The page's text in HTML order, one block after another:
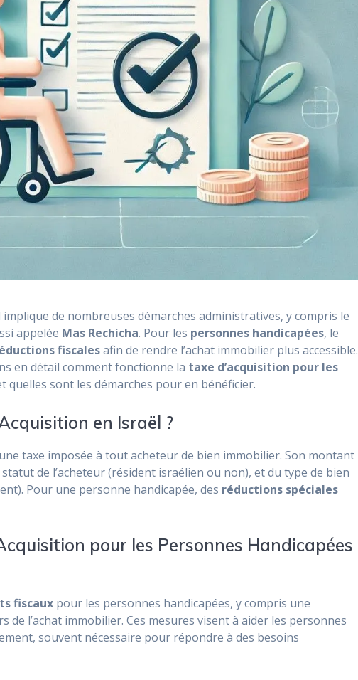
de nombreuses démarches administratives, y compris le
appelée Mas Rechicha. Pour les personnes handicapées, le
fiscalesafin de rendre l’achat immobilier plus accessible.
en détail comment fonctionne la taxe d’acquisition pour les
quelles sont les démarches pour en bénéficier.
en Israël ?
taxe imposée à tout acheteur de bien immobilier. Son montant
de l’acheteur (résident israélien ou non), et du type de bien
Pour une personne handicapée, des réductions spéciales
pour les Personnes Handicapées
fiscaux pour les personnes handicapées, y compris une
de l’achat immobilier. Ces mesures visent à aider les personnes
souvent nécessaire pour répondre à des besoins